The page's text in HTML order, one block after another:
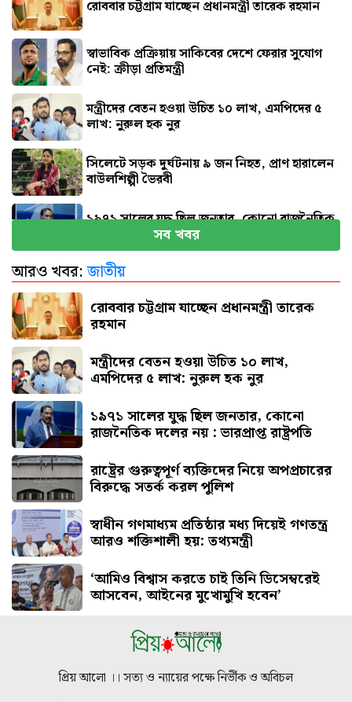
রোববার চট্টগ্রাম যাচ্ছেন প্রধানমন্ত্রী তারেক রহমান
স্বাভাবিক প্রক্রিয়ায় সাকিবের দেশে ফেরার সুযোগ
নেই: ক্রীড়া প্রতিমন্ত্রী
মন্ত্রীদের বেতন হওয়া উচিত ১০ লাখ, এমপিদের ৫
লাখ: নুরুল হক নুর
সিলেটে সড়ক দুর্ঘটনায় ৯ জন নিহত, প্রাণ হারালেন
বাউলশিল্পী ভৈরবী
১৯৭১ সালের যুদ্ধ ছিল জনতার, কোনো রাজনৈতিক
দলের নয় : ভারপ্রাপ্ত রাষ্ট্রপতি
রাষ্ট্রের গুরুত্বপূর্ণ ব্যক্তিদের নিয়ে অপপ্রচারের বিরুদ্ধে
সব খবর
আরও খবর:জাতীয়
রোববার চট্টগ্রাম যাচ্ছেন প্রধানমন্ত্রী তারেক
রহমান
মন্ত্রীদের বেতন হওয়া উচিত ১০ লাখ,
এমপিদের ৫ লাখ: নুরুল হক নুর
১৯৭১ সালের যুদ্ধ ছিল জনতার, কোনো
রাজনৈতিক দলের নয় : ভারপ্রাপ্ত রাষ্ট্রপতি
রাষ্ট্রের গুরুত্বপূর্ণ ব্যক্তিদের নিয়ে অপপ্রচারের
বিরুদ্ধে সতর্ক করল পুলিশ
স্বাধীন গণমাধ্যম প্রতিষ্ঠার মধ্য দিয়েই গণতন্ত্র
আরও শক্তিশালী হয়: তথ্যমন্ত্রী
‘আমিও বিশ্বাস করতে চাই তিনি ডিসেম্বরেই
আসবেন, আইনের মুখোমুখি হবেন’
প্রিয় আলো ।। সত্য ও ন্যায়ের পক্ষে নির্ভীক ও অবিচল